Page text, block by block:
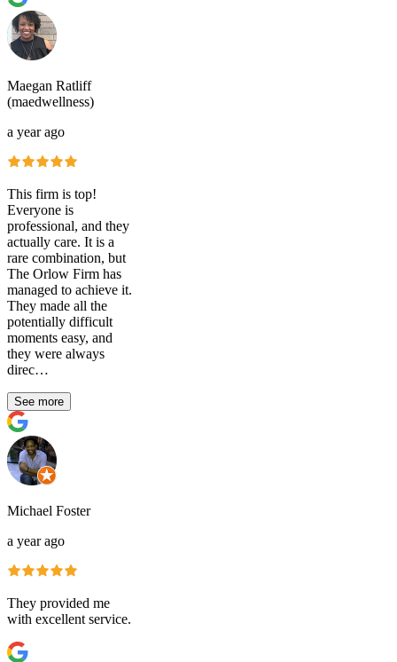
Maegan Ratliff
(maedwellness)
a year ago
This firm is top!
Everyone is
professional, and they
actually care. It is a
rare combination, but
The Orlow Firm has
managed to achieve it.
They made all the
potentially difficult
moments easy, and
they were always
direc…
See more
Michael Foster
a year ago
They provided me
with excellent service.